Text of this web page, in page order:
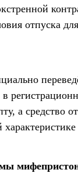
отпуска
а средство